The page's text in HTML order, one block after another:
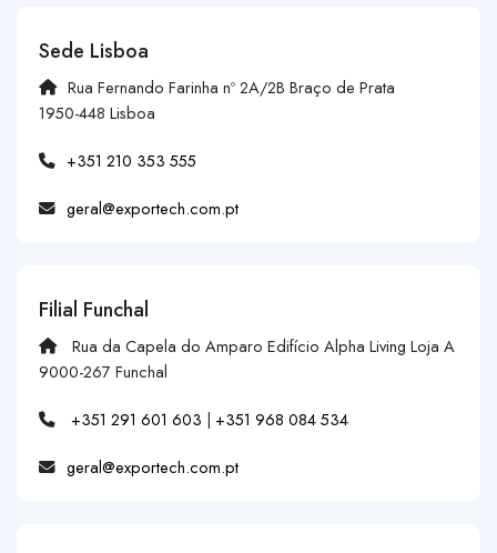
Sede Lisboa
Rua Fernando Farinha nº 2A/2B Braço de Prata
1950-448 Lisboa
+351 210 353 555
geral@exportech.com.pt
Filial Funchal
Rua da Capela do Amparo Edifício Alpha Living Loja A
9000-267 Funchal
+351 291 601 603 | +351 968 084 534
geral@exportech.com.pt